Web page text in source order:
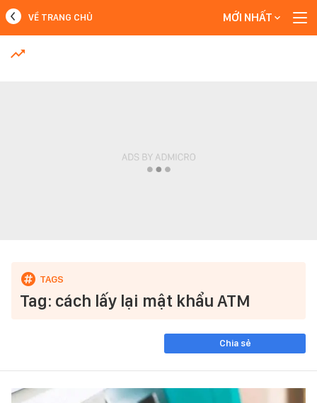
MỚI NHẤT
VỀ TRANG CHỦ MỚI NHẤT
Tag: cách lấy lại mật khẩu ATM
Chia sẻ